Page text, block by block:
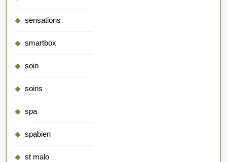
sensations
smartbox
soin
soins
spa
spabien
st malo